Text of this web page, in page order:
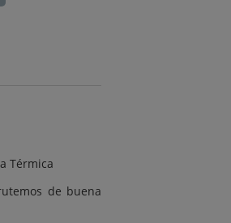
Térmica
de buena